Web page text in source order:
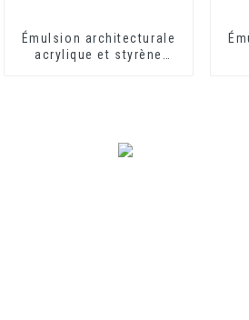
Émulsion architecturale
acrylique et styrène